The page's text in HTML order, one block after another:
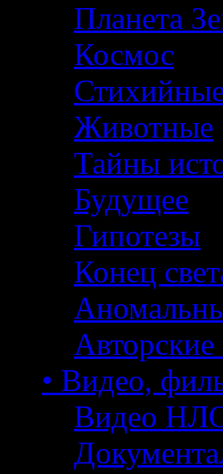
Планета
Космос
Животные
Тайны
Будущее
Гипотезы
Конец
Авторские
• Видео,
Видео